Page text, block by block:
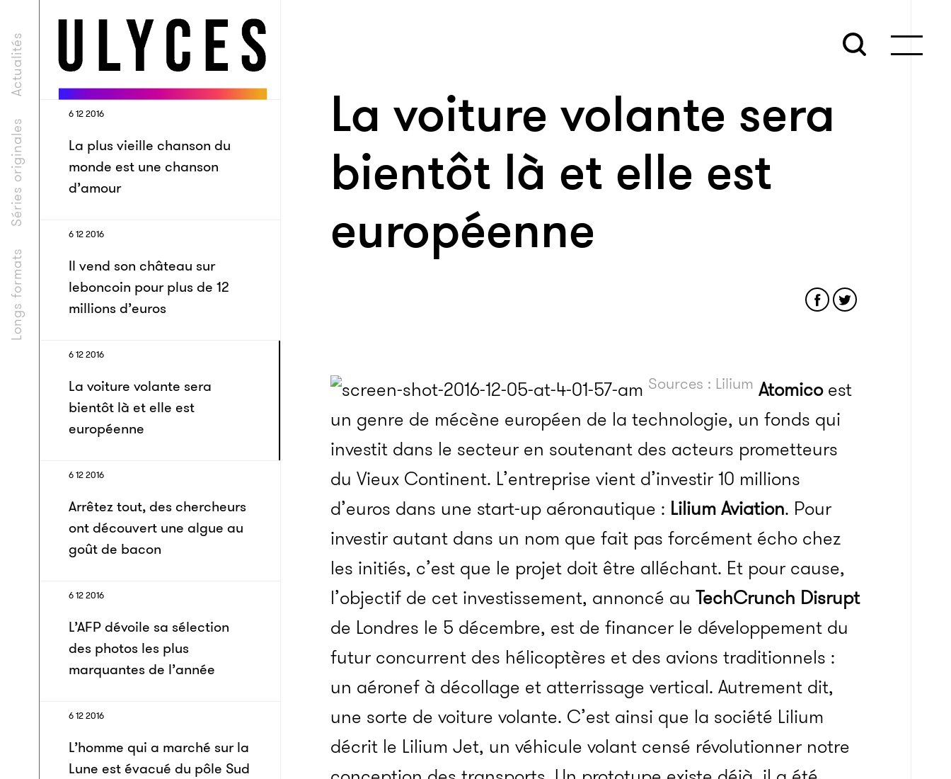
Longs formats
Séries originales
Actualités
6 12 2016
La plus vieille chanson du
monde est une chanson
d’amour
6 12 2016
Il vend son château sur
leboncoin pour plus de 12
millions d’euros
6 12 2016
La voiture volante sera
bientôt là et elle est
européenne
6 12 2016
Arrêtez tout, des chercheurs
ont découvert une algue au
goût de bacon
6 12 2016
L’AFP dévoile sa sélection
des photos les plus
marquantes de l’année
6 12 2016
L’homme qui a marché sur la
Lune est évacué du pôle Sud
La voiture volante sera
bientôt là et elle est
européenne
Sources : Lilium Atomicoest
un genre de mécène européen de la technologie, un fonds qui
investit dans le secteur en soutenant des acteurs prometteurs
du Vieux Continent. L’entreprise vient d’investir 10 millions
d’euros dans une start-up aéronautique : Lilium Aviation. Pour
investir autant dans un nom que fait pas forcément écho chez
les initiés, c’est que le projet doit être alléchant. Et pour cause,
l’objectif de cet investissement, annoncé au TechCrunch Disrupt
de Londres le 5 décembre, est de financer le développement du
futur concurrent des hélicoptères et des avions traditionnels :
un aéronef à décollage et atterrissage vertical. Autrement dit,
une sorte de voiture volante. C’est ainsi que la société Lilium
décrit le Lilium Jet, un véhicule volant censé révolutionner notre